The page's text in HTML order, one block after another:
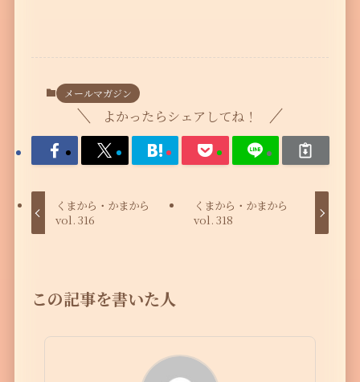
メールマガジン
よかったらシェアしてね！
くまから・かまから
vol. 316
くまから・かまから
vol. 318
この記事を書いた人